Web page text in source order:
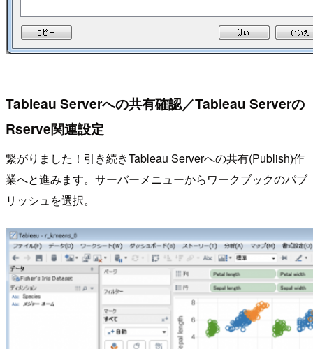
Tableau Serverへの共有確認／Tableau Serverの
Rserve関連設定
繋がりました！引き続きTableau Serverへの共有(Publish)作
業へと進みます。サーバーメニューからワークブックのパブ
リッシュを選択。